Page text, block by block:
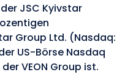
JSC Kyivstar
Group Ltd. (Nasdaq:
US-Börse Nasdaq
VEON Group ist.